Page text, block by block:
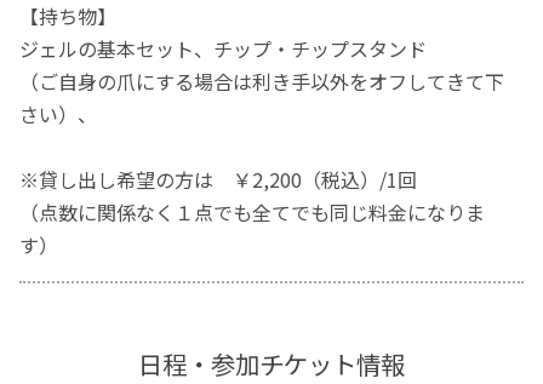
【持ち物】
ジェルの基本セット、チップ・チップスタンド
（ご自身の爪にする場合は利き手以外をオフしてきて下
さい）、
※貸し出し希望の方は ￥2,200（税込）/1回
（点数に関係なく１点でも全てでも同じ料金になりま
す）
日程・参加チケット情報